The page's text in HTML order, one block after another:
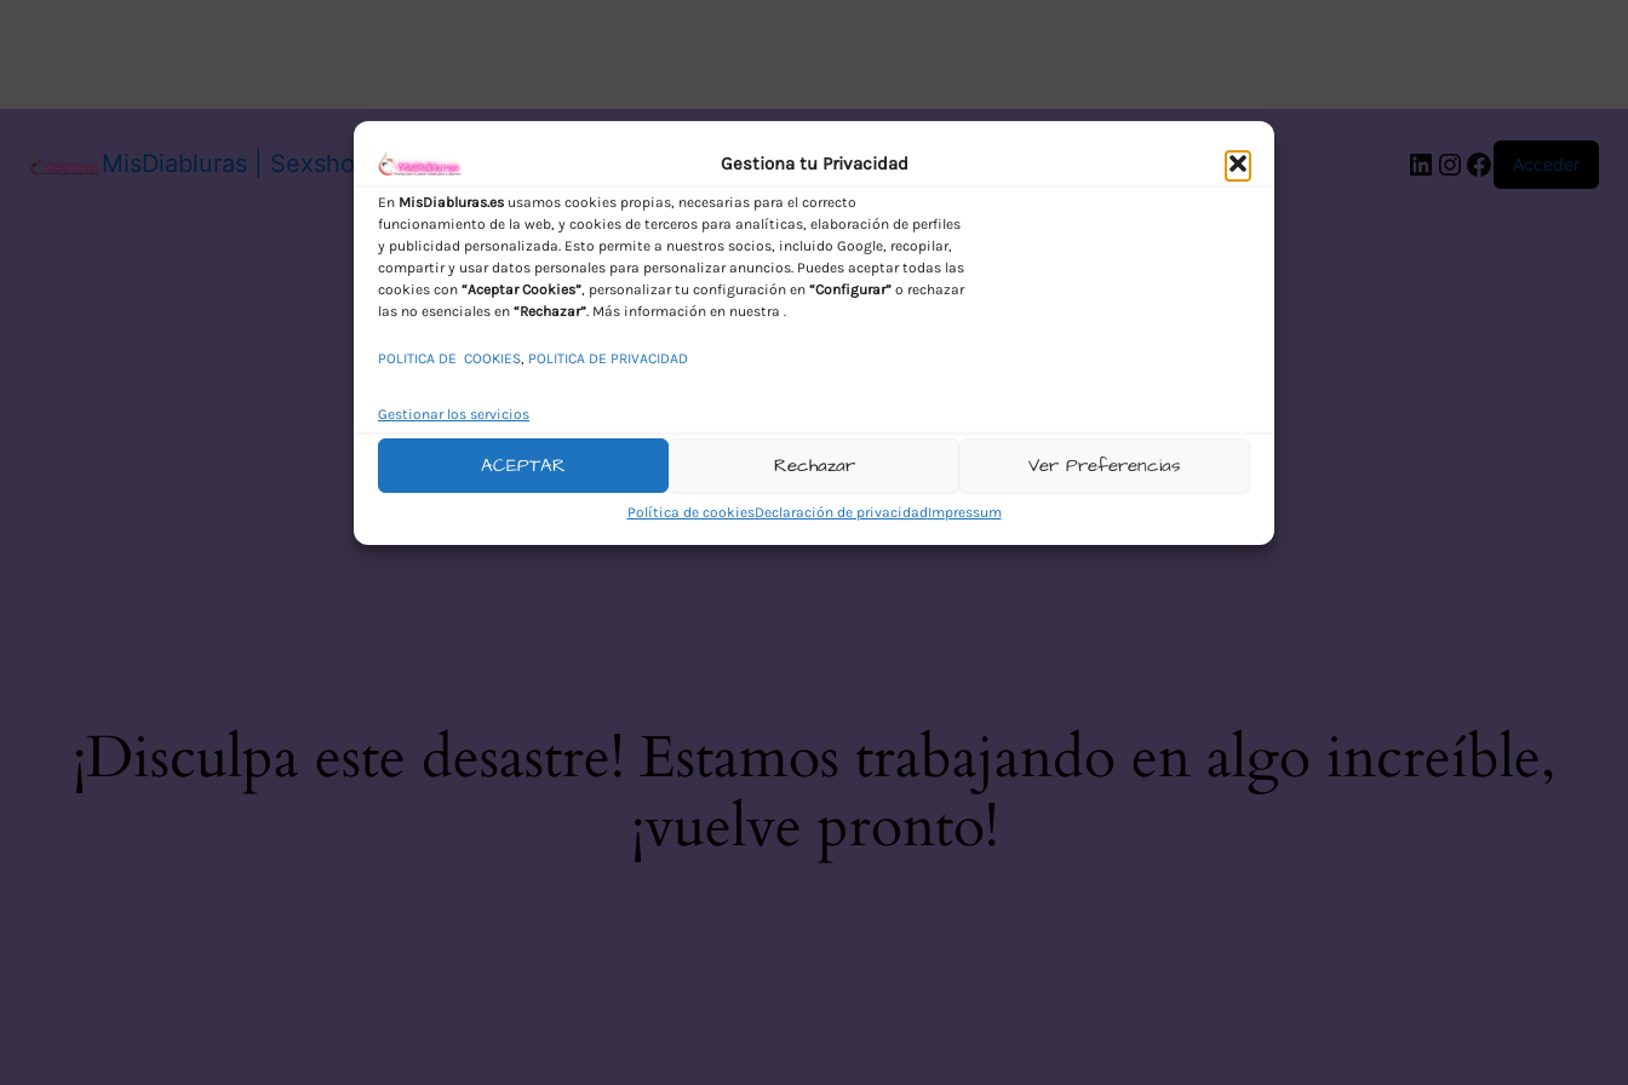
Gestiona tu Privacidad
En MisDiabluras.es usamos cookies propias, necesarias para el correcto
funcionamiento de la web, y cookies de terceros para analíticas, elaboración de perfiles
y publicidad personalizada. Esto permite a nuestros socios, incluido Google, recopilar,
compartir y usar datos personales para personalizar anuncios. Puedes aceptar todas las
cookies con “Aceptar Cookies”, personalizar tu configuración en “Configurar” o rechazar
las no esenciales en “Rechazar”. Más información en nuestra .
POLITICA DE COOKIES, POLITICA DE PRIVACIDAD
Gestionar los servicios
ACEPTAR Rechazar Ver Preferencias
Política de cookiesDeclaración de privacidadImpressum
MisDiabluras | Sexshop Online con Envío Discreto en España
LinkedIn
Instagram
Facebook
Acceder
¡Disculpa este desastre! Estamos trabajando en algo increíble,
¡vuelve pronto!